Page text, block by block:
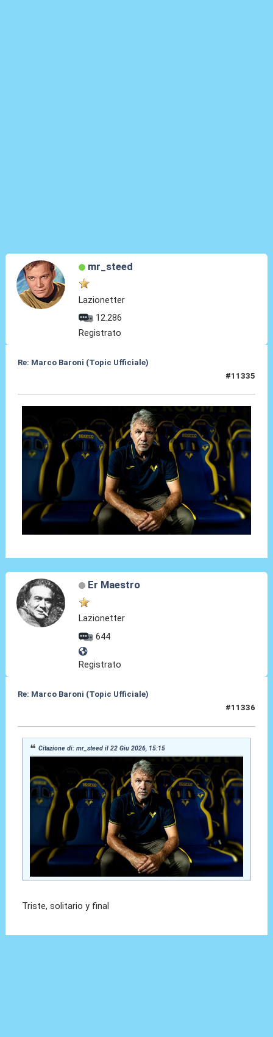
mr_steed
Lazionetter
12.286
Registrato
Re: Marco Baroni (Topic Ufficiale)
#11335
Er Maestro
Lazionetter
644
Registrato
Re: Marco Baroni (Topic Ufficiale)
#11336
Citazione di: mr_steed il 22 Giu 2026, 15:15
Triste, solitario y final